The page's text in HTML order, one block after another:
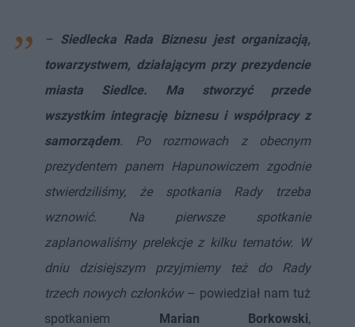
– Siedlecka Rada Biznesu jest organizacją,
towarzystwem, działającym przy prezydencie
miasta Siedlce. Ma stworzyć przede
wszystkim integrację biznesu i współpracy z
samorządem. Po rozmowach z obecnym
prezydentem panem Hapunowiczem zgodnie
stwierdziliśmy, że spotkania Rady trzeba
wznowić. Na pierwsze spotkanie
zaplanowaliśmy prelekcje z kilku tematów. W
dniu dzisiejszym przyjmiemy też do Rady
trzech nowych członków– powiedział nam tuż
spotkaniem Marian Borkowski,